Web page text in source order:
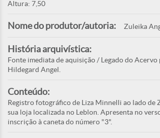
Altura: 7,50
Nome do produtor/autoria: Zuleika
História arquivística:
Fonte imediata de aquisição / Legado do
Hildegard Angel.
Conteúdo:
Registro fotográfico de Liza Minnelli ao lado de
sua loja localizada no Leblon. Apresenta no
inscrição à caneta do número "3".